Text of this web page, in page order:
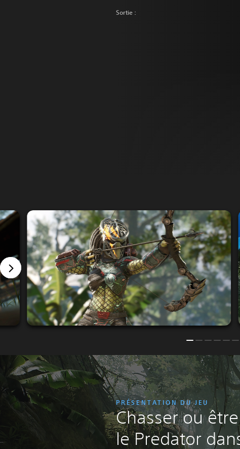
Sortie :
PRÉSENTATION DU JEU
Chasser ou
le Predator